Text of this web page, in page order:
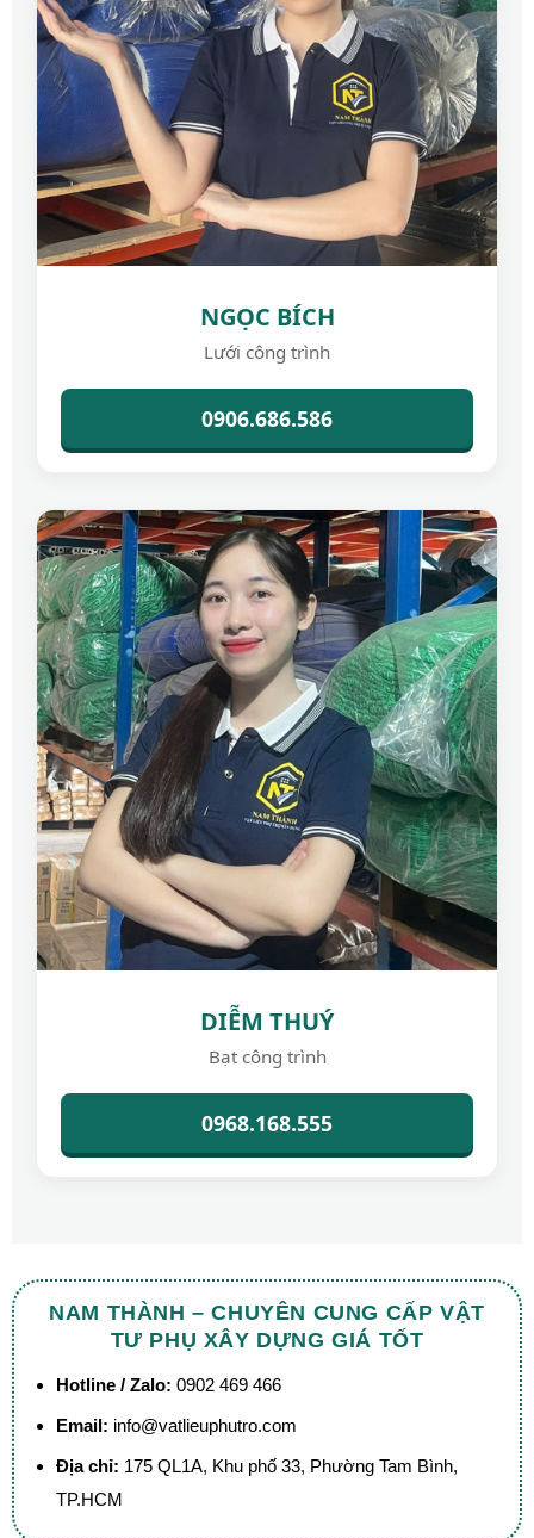
NGỌC BÍCH
Lưới công trình
0906.686.586
DIỄM THUÝ
Bạt công trình
0968.168.555
NAM THÀNH – CHUYÊN CUNG CẤP VẬT
TƯ PHỤ XÂY DỰNG GIÁ TỐT
Hotline / Zalo: 0902 469 466
Email: info@vatlieuphutro.com
Địa chỉ: 175 QL1A, Khu phố 33, Phường Tam Bình,
TP.HCM